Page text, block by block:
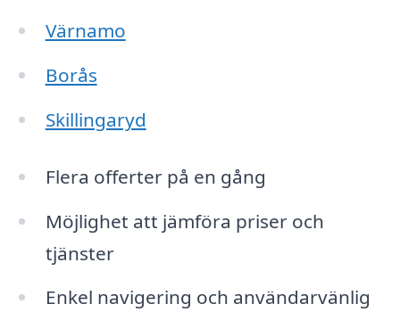
Värnamo
Borås
Skillingaryd
Flera offerter på en gång
Möjlighet att jämföra priser och
tjänster
Enkel navigering och användarvänlig